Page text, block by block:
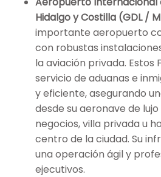
Hidalgo y Costilla (GDL /
importante aeropuerto
con robustas
la aviación privada. Estos
servicio de aduanas e
y eficiente, asegurando
desde su aeronave de
negocios, villa privada u
centro de la ciudad. Su
una operación ágil y
ejecutivos.